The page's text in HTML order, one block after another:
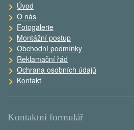
Úvod
O nás
Fotogalerie
Montážní postup
Obchodní podmínky
Reklamační řád
Ochrana osobních údajů
Kontakt
Kontaktní formulář